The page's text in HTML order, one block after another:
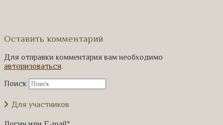
Оставить комментарий
Для отправки комментария вам необходимо
авторизоваться.
Поиск
Для участников